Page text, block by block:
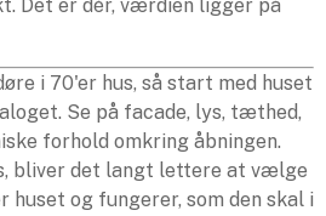
Det er dér, værdien ligger på
i 70'er hus, så start med huset
Se på facade, lys, tæthed,
forhold omkring åbningen.
bliver det langt lettere at vælge
huset og fungerer, som den skal i